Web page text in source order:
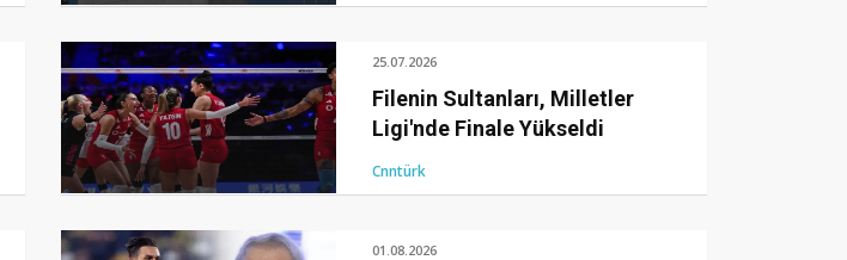
25.07.2026
Filenin Sultanları, Milletler
Ligi'nde Finale Yükseldi
Cnntürk
01.08.2026